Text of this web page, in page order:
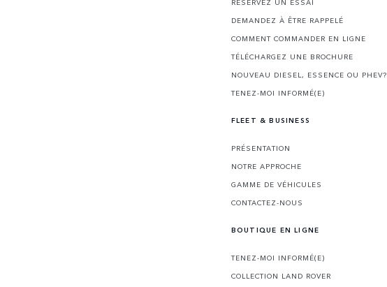
DEMANDEZ À ÊTRE RAPPELÉ
COMMENT COMMANDER EN LIGNE
TÉLÉCHARGEZ UNE BROCHURE
NOUVEAU DIESEL, ESSENCE OU PHEV?
TENEZ-MOI INFORMÉ(E)
FLEET & BUSINESS
PRÉSENTATION
NOTRE APPROCHE
GAMME DE VÉHICULES
CONTACTEZ-NOUS
BOUTIQUE EN LIGNE
TENEZ-MOI INFORMÉ(E)
COLLECTION LAND ROVER